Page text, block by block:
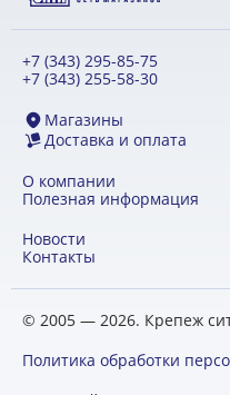
+7 (343) 295-85-75
+7 (343) 255-58-30
Магазины
Доставка и оплата
О компании
Полезная информация
Новости
Контакты
© 2005 — 2026. Крепеж
Политика обработки